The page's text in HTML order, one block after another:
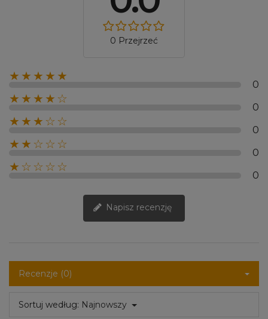
0 Przejrzeć
★★★★★
0
★★★★☆
0
★★★☆☆
0
★★☆☆☆
0
★☆☆☆☆
0
Napisz recenzję
Recenzje (0)
Sortuj według: Najnowszy